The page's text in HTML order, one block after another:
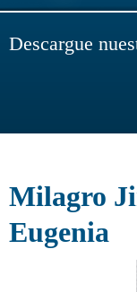
Descargue
Milagro
Eugenia